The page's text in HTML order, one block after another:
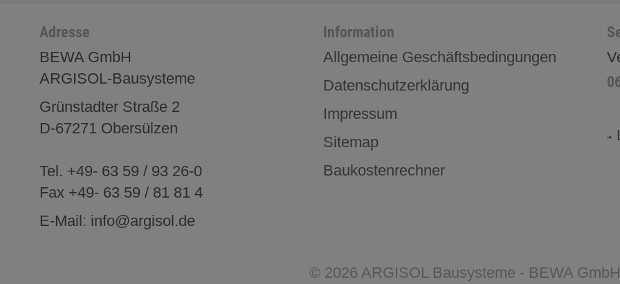
Adresse
BEWA GmbH
ARGISOL-Bausysteme
Grünstadter Straße 2
D-67271 Obersülzen
Tel. +49- 63 59 / 93 26-0
Fax +49- 63 59 / 81 81 4
E-Mail: info@argisol.de
Information
Allgemeine Geschäftsbedingungen
Datenschutzerklärung
Impressum
Sitemap
Baukostenrechner
© 2026 ARGISOL Bausysteme - BEWA GmbH